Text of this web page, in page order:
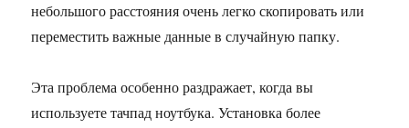
небольшого расстояния очень легко скопировать или
переместить важные данные в случайную папку.
Эта проблема особенно раздражает, когда вы
используете тачпад ноутбука. Установка более